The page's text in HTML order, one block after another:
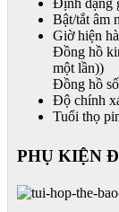
Định dạng
Bật/tắt âm
Giờ hiện
Đồng hồ
một lần))
Đồng hồ
Độ chính
Tuổi thọ
PHỤ KIỆN